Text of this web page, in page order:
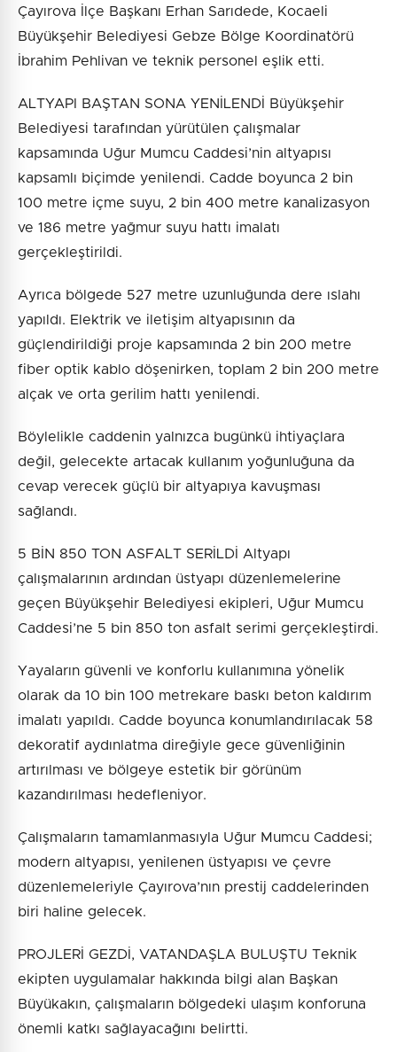
Çayırova İlçe Başkanı Erhan Sarıdede, Kocaeli
Büyükşehir Belediyesi Gebze Bölge Koordinatörü
İbrahim Pehlivan ve teknik personel eşlik etti.
ALTYAPI BAŞTAN SONA YENİLENDİ Büyükşehir
Belediyesi tarafından yürütülen çalışmalar
kapsamında Uğur Mumcu Caddesi’nin altyapısı
kapsamlı biçimde yenilendi. Cadde boyunca 2 bin
100 metre içme suyu, 2 bin 400 metre kanalizasyon
ve 186 metre yağmur suyu hattı imalatı
gerçekleştirildi.
Ayrıca bölgede 527 metre uzunluğunda dere ıslahı
yapıldı. Elektrik ve iletişim altyapısının da
güçlendirildiği proje kapsamında 2 bin 200 metre
fiber optik kablo döşenirken, toplam 2 bin 200 metre
alçak ve orta gerilim hattı yenilendi.
Böylelikle caddenin yalnızca bugünkü ihtiyaçlara
değil, gelecekte artacak kullanım yoğunluğuna da
cevap verecek güçlü bir altyapıya kavuşması
sağlandı.
5 BİN 850 TON ASFALT SERİLDİ Altyapı
çalışmalarının ardından üstyapı düzenlemelerine
geçen Büyükşehir Belediyesi ekipleri, Uğur Mumcu
Caddesi’ne 5 bin 850 ton asfalt serimi gerçekleştirdi.
Yayaların güvenli ve konforlu kullanımına yönelik
olarak da 10 bin 100 metrekare baskı beton kaldırım
imalatı yapıldı. Cadde boyunca konumlandırılacak 58
dekoratif aydınlatma direğiyle gece güvenliğinin
artırılması ve bölgeye estetik bir görünüm
kazandırılması hedefleniyor.
Çalışmaların tamamlanmasıyla Uğur Mumcu Caddesi;
modern altyapısı, yenilenen üstyapısı ve çevre
düzenlemeleriyle Çayırova’nın prestij caddelerinden
biri haline gelecek.
PROJLERİ GEZDİ, VATANDAŞLA BULUŞTU Teknik
ekipten uygulamalar hakkında bilgi alan Başkan
Büyükakın, çalışmaların bölgedeki ulaşım konforuna
önemli katkı sağlayacağını belirtti.